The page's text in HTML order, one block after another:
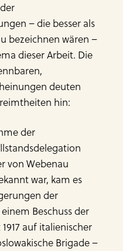
– die besser als
bezeichnen wären –
dieser Arbeit. Die
deuten
hin:
der
von Webenau
war, kam es
der
Beschuss der
auf italienischer
Brigade –